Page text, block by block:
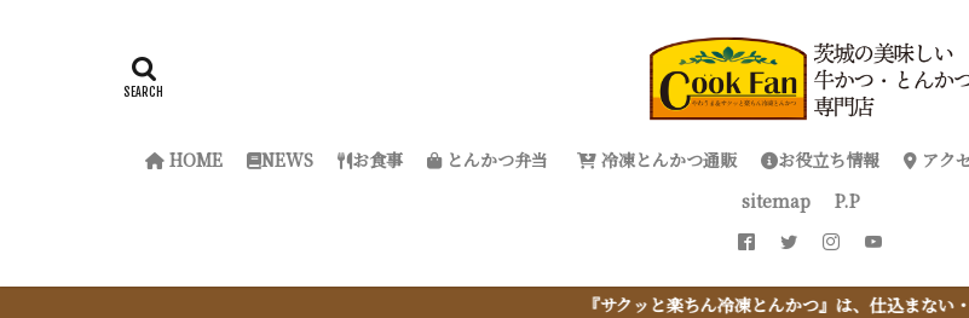
HOME NEWS お食事 とんかつ弁当 冷凍とんかつ通販 お役立ち情報 アク
sitemap
P.P
『サクッと楽ちん冷凍とんかつ』は、仕込まない・揚げない・油捨てな